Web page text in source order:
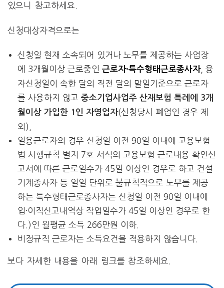
있으니 참고하세요.
신청대상자격으로는
신청일 현재 소속되어 있거나 노무를 제공하는 사업장
에 3개월이상 근로중인근로자·특수형태근로종사자, 융
자신청일이 속한 달의 직전 달의 말일기준으로 근로자
를 사용하지 않고중소기업사업주 산재보험 특례에 3개
월이상 가입한 1인 자영업자(신청당시 폐업인 경우 제
외),
일용근로자의 경우 신청일 이전 90일 이내에 고용보험
법 시행규칙 별지 7호 서식의 고용보험 근로내용 확인신
고서에 따른 근로일수가 45일 이상인 경우로 하고 건설
기계종사자 등 일일 단위로 불규칙적으로 노무를 제공
하는 특수형태근로종사자는 신청일 이전 90일 이내에
입·이직신고내역상 작업일수가 45일 이상인 경우로 한
다.)인 월평균 소득 266만원 이하.
비정규직 근로자는 소득요건을 적용하지 않습니다.
보다 자세한 내용을 아래 링크를 참조하세요.